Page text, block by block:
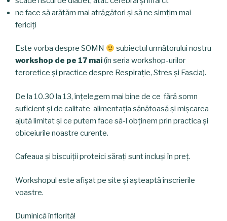
ne face să arătăm mai atrăgători și să ne simțim mai
fericiți
Este vorba despre SOMN
subiectul următorului nostru
workshop de pe 17 mai(în seria workshop-urilor
teroretice și practice despre Respirație, Stres și Fascia).
De la 10.30 la 13, înțelegem mai bine de ce fără somn
suficient și de calitate alimentația sănătoasă și mișcarea
ajută limitat și ce putem face să-l obținem prin practica și
obiceiurile noastre curente.
Cafeaua și biscuiții proteici sărați sunt incluși în preț.
Workshopul este afișat pe site și așteaptă înscrierile
voastre.
Duminică înflorită!